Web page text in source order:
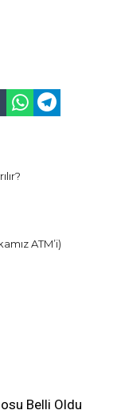
ATM’i)
Belli Oldu